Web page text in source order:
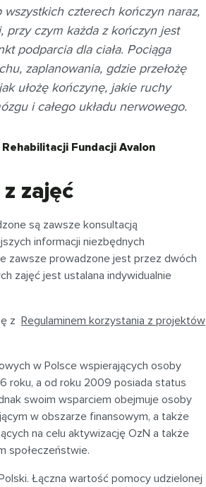
czterech kończyn naraz,
przy czym każda z kończyn jest
podparcia dla ciała. Pociąga
zaplanowania, gdzie przełożę
ułożę kończynę, jakie ruchy
i całego układu nerwowego.
Fundacji Avalon
zajęć
są zawsze konsultacją
informacji niezbędnych
zawsze prowadzone jest przez dwóch
zajęć jest ustalana indywidualnie
z Regulaminem korzystania z projektów
w Polsce wspierających osoby
roku, a od roku 2009 posiada status
swoim wsparciem obejmuje osoby
w obszarze finansowym, a także
na celu aktywizację OzN a także
społeczeństwie.
Łączna wartość pomocy udzielonej